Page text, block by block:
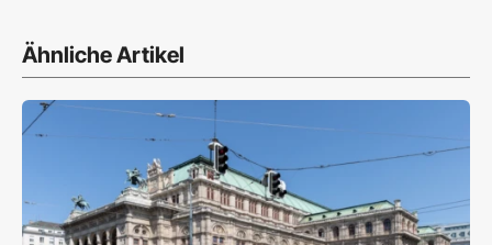
Ähnliche Artikel